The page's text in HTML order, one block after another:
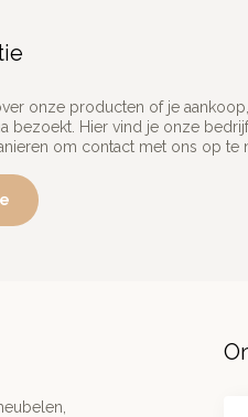
onze producten of je
bezoekt. Hier vind je onze
om contact met ons op te